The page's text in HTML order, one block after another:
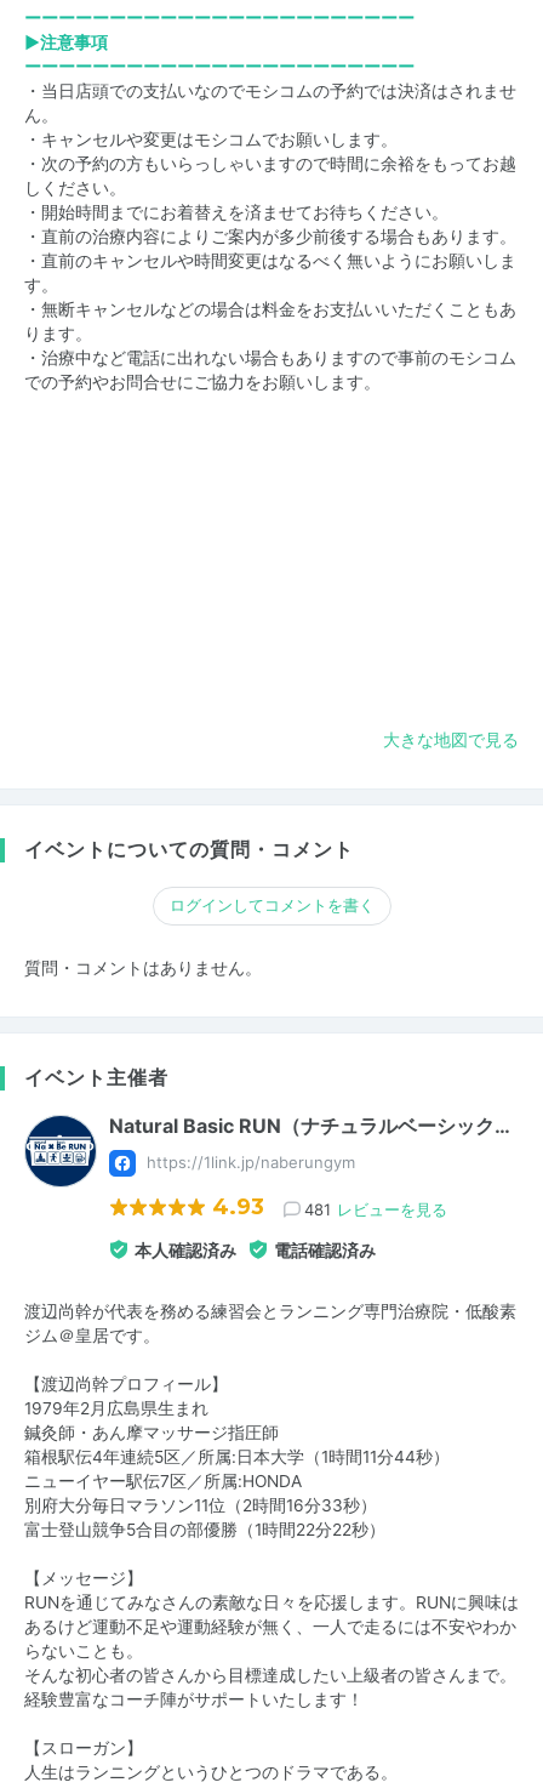
ーーーーーーーーーーーーーーーーーーーーーーー
▶注意事項
ーーーーーーーーーーーーーーーーーーーーーーー
・当日店頭での支払いなのでモシコムの予約では決済はされませ
ん。
・キャンセルや変更はモシコムでお願いします。
・次の予約の方もいらっしゃいますので時間に余裕をもってお越
しください。
・開始時間までにお着替えを済ませてお待ちください。
・直前の治療内容によりご案内が多少前後する場合もあります。
・直前のキャンセルや時間変更はなるべく無いようにお願いしま
す。
・無断キャンセルなどの場合は料金をお支払いいただくこともあ
ります。
・治療中など電話に出れない場合もありますので事前のモシコム
での予約やお問合せにご協力をお願いします。
大きな地図で見る
イベントについての質問・コメント
ログインしてコメントを書く
質問・コメントはありません。
イベント主催者
Natural Basic RUN（ナチュラルベーシック…
https://1link.jp/naberungym
4.93 481 レビューを見る
本人確認済み 電話確認済み
渡辺尚幹が代表を務める練習会とランニング専門治療院・低酸素
ジム＠皇居です。
【渡辺尚幹プロフィール】
1979年2月広島県生まれ
鍼灸師・あん摩マッサージ指圧師
箱根駅伝4年連続5区／所属:日本大学（1時間11分44秒）
ニューイヤー駅伝7区／所属:HONDA
別府大分毎日マラソン11位（2時間16分33秒）
富士登山競争5合目の部優勝（1時間22分22秒）
【メッセージ】
RUNを通じてみなさんの素敵な日々を応援します。RUNに興味は
あるけど運動不足や運動経験が無く、一人で走るには不安やわか
らないことも。
そんな初心者の皆さんから目標達成したい上級者の皆さんまで。
経験豊富なコーチ陣がサポートいたします！
【スローガン】
人生はランニングというひとつのドラマである。